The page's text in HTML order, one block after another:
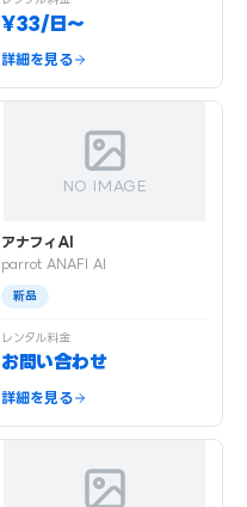
¥33/日〜
詳細を見る
NO IMAGE
アナフィAI
parrot ANAFI AI
新品
レンタル料金
お問い合わせ
詳細を見る